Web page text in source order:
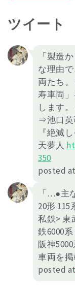
ツイート
「製造
な理由
両たち
寿車両
します。
⇒池口英
『絶滅
天夢人
350
posted at
「…●主
20形 115
私鉄> 東
鉄6000
阪神
車両を掲
posted at